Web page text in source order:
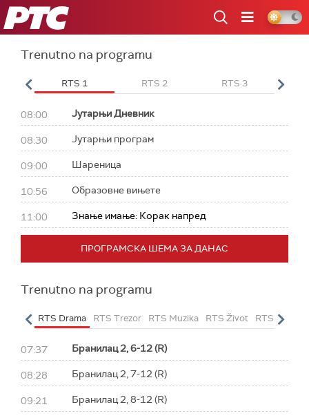
RTS
Trenutno na programu
RTS 1 RTS 2 RTS 3
08:00 Јутарњи Дневник
08:30 Јутарњи програм
09:00 Шареница
10:56 Образовне вињете
11:00 Знање имање: Корак напред
ПРОГРАМСКА ШЕМА ЗА ДАНАС
Trenutno na programu
RTS Drama RTS Trezor RTS Muzika RTS Život RTS Klasika
07:37 Бранилац 2, 6-12 (R)
08:28 Бранилац 2, 7-12 (R)
09:21 Бранилац 2, 8-12 (R)